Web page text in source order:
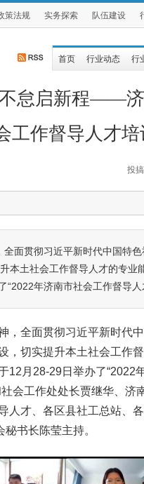
策法规 实务探索 队伍建设
首页 行业动态 行
怠启新程——
工作督导人才
投搞
面贯彻习近平新时代中国特
本土社会工作督导人才的专业
年济南市社会工作督导人
，全面贯彻习近平新时代
，切实提升本土社会工作
12月28-29日举办了“2022
会工作处处长贾继华、济
人才、各区县社工总站、
书长陈莹主持。